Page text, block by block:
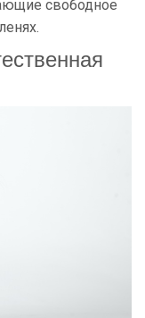
свободное